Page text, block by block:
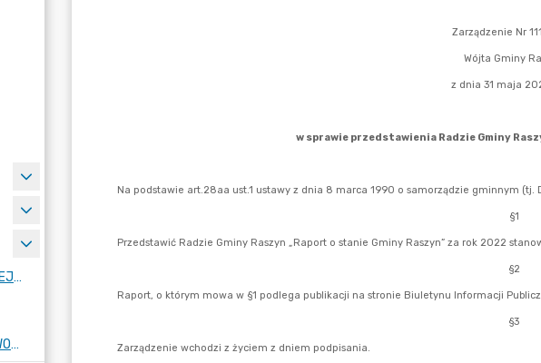
KONSULTACJE AKTÓW PRAWA MIEJSCOWEGO I INNYCH AKTÓW PRAWNYCH
AKTUALIZACJA STRATEGII ROZWOJU GMINY RASZYN